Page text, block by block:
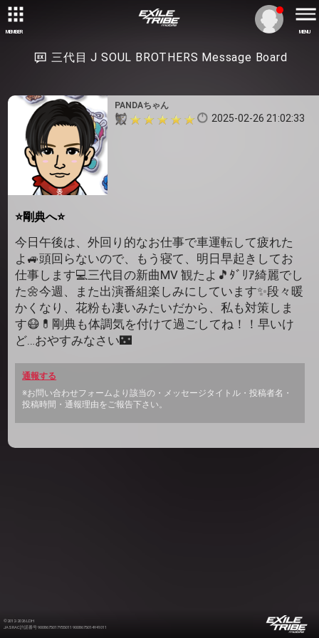
MEMBER MENU
三代目 J SOUL BROTHERS Message Board
PANDAちゃん
2025-02-26 21:02:33
⭐剛典へ⭐
今日午後は、外回り的なお仕事で車運転して疲れた
よ🚙頭回らないので、もう寝て、明日早起きしてお
仕事します💻️三代目の新曲MV 観たよ🎵ﾀﾞﾘｱ綺麗でし
た🌼今週、また出演番組楽しみにしています✨段々暖
かくなり、花粉も凄いみたいだから、私も対策しま
す😷💊剛典も体調気を付けて過ごしてね！！早いけ
ど…おやすみなさい🌃
通報する
※お問い合わせフォームより該当の・メッセージタイトル・投稿者名・
投稿時間・通報理由をご報告下さい。
©2012-2026 LDH
JASRAC許諾番号 9008675017Y55011 9008675014Y41011